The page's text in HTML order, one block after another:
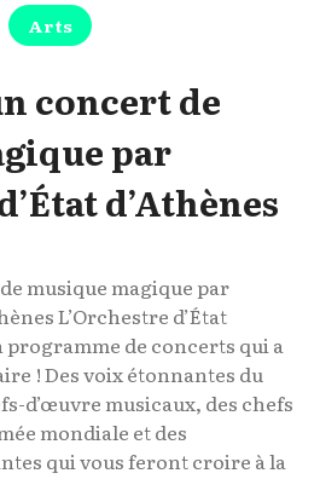
Arts
concert de
par
d’Athènes
musique magique par
L’Orchestre d’État
programme de concerts qui a
! Des voix étonnantes du
d’œuvre musicaux, des chefs
mondiale et des
qui vous feront croire à la